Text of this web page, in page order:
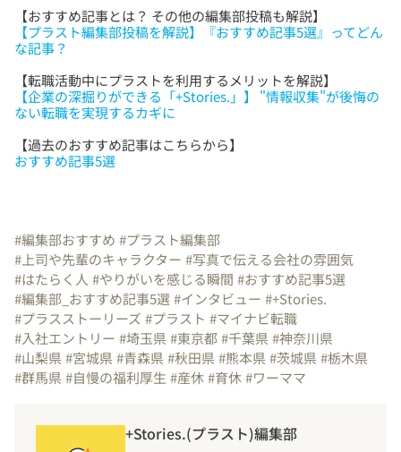
【プラスト編集部投稿を解説】『おすすめ記事5選』ってどん
な記事？
【企業の深掘りができる「+Stories.」】 "情報収集"が後悔の
ない転職を実現するカギに
おすすめ記事5選
#編集部おすすめ #プラスト編集部
#上司や先輩のキャラクター #写真で伝える会社の雰囲気
#はたらく人 #やりがいを感じる瞬間 #おすすめ記事5選
#編集部_おすすめ記事5選#インタビュー #+Stories.
#プラスストーリーズ #プラスト #マイナビ転職
#入社エントリー #埼玉県#東京都#千葉県#神奈川県
#山梨県#宮城県#青森県#秋田県#熊本県#茨城県#栃木県
#群馬県#自慢の福利厚生 #産休#育休#ワーママ
+Stories.(プラスト)編集部